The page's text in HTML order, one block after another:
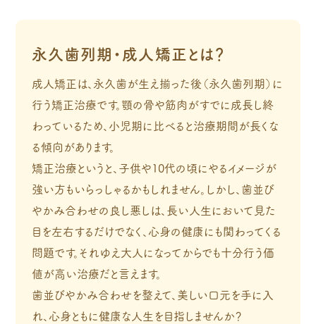
永久歯列期・成人矯正とは？
成人矯正は、永久歯が生え揃った後（永久歯列期）に
行う矯正治療です。顎の骨や筋肉がすでに成長し終
わっているため、小児期に比べると治療期間が長くな
る傾向があります。
矯正治療というと、子供や10代の頃にやるイメージが
強い方もいらっしゃるかもしれません。しかし、歯並び
やかみ合わせの良し悪しは、長い人生において見た
目を左右するだけでなく、心身の健康にも関わってくる
問題です。それゆえ大人になってからでも十分行う価
値が高い治療だと言えます。
歯並びやかみ合わせを整えて、美しい口元を手に入
れ、心身ともに健康な人生を目指しませんか？